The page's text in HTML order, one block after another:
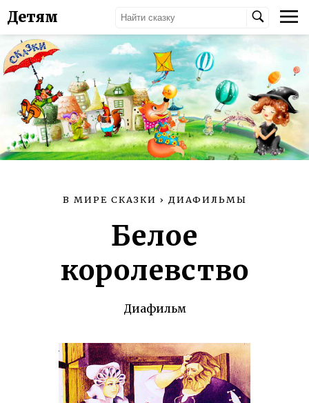
Детям
В МИРЕ СКАЗКИ › ДИАФИЛЬМЫ
Белое
королевство
Диафильм